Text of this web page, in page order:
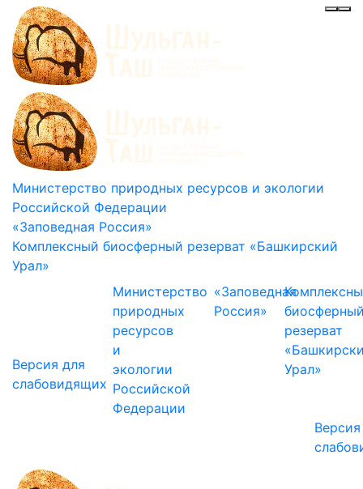
Министерство природных ресурсов и экологии
Российской Федерации
«Заповедная Россия»
Комплексный биосферный резерват «Башкирский
Урал»
Версия для
слабовидящих
Министерство
природных
ресурсов
и
экологии
Российской
Федерации
«Заповедная
Россия»
резерват
Урал»